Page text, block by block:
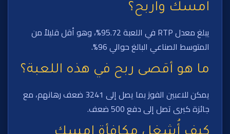
امسك واربح؟
يبلغ معدل RTP في اللعبة 95.72%، وهو أقل قليلاً من
المتوسط الصناعي البالغ حوالي 96%.
ما هو أقصى ربح في هذه اللعبة؟
يمكن للاعبين الفوز بما يصل إلى 3241 ضعف رهانهم، مع
جائزة كبرى تصل إلى دفع 500 ضعف.